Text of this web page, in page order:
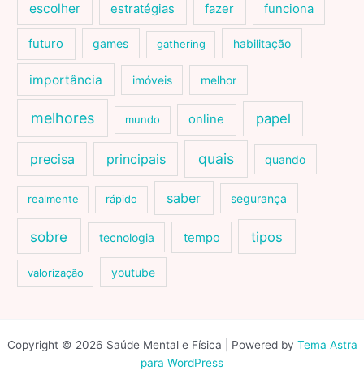
escolher estratégias fazer funciona
futuro games gathering habilitação
importância imóveis melhor
melhores mundo online papel
precisa principais quais quando
realmente rápido saber segurança
sobre tecnologia tempo tipos
valorização youtube
Copyright © 2026 Saúde Mental e Física | Powered by Tema Astra
para WordPress